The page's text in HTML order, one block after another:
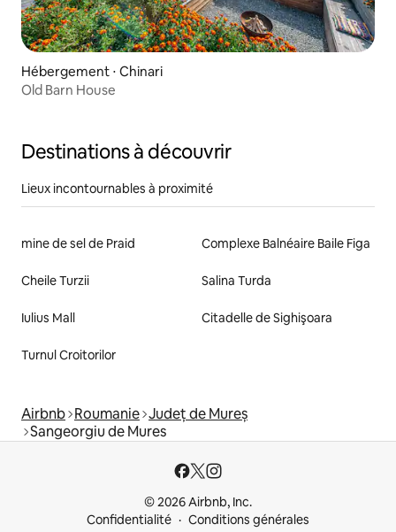
Hébergement ⋅ Chinari
Old Barn House
Destinations à découvrir
Lieux incontournables à proximité
mine de sel de Praid Complexe Balnéaire Baile Figa
Cheile Turzii Salina Turda
Iulius Mall Citadelle de Sighişoara
Turnul Croitorilor
Airbnb Roumanie Județ de Mureș
Sangeorgiu de Mures
© 2026 Airbnb, Inc.
Confidentialité
Conditions générales